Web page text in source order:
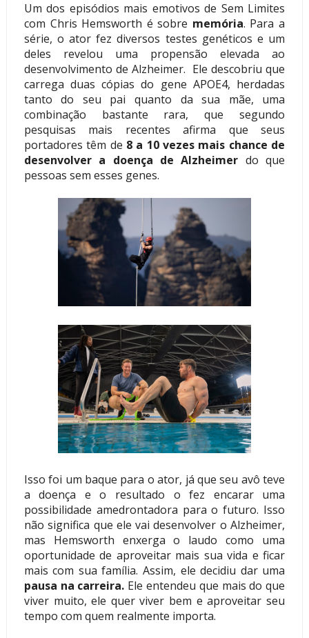
Um dos episódios mais emotivos de Sem Limites
com Chris Hemsworth é sobre memória. Para a
série, o ator fez diversos testes genéticos e um
deles revelou uma propensão elevada ao
desenvolvimento de Alzheimer. Ele descobriu que
carrega duas cópias do gene APOE4, herdadas
tanto do seu pai quanto da sua mãe, uma
combinação bastante rara, que segundo
pesquisas mais recentes afirma que seus
portadores têm de 8 a 10 vezes mais chance de
desenvolver a doença de Alzheimer do que
pessoas sem esses genes.
Isso foi um baque para o ator, já que seu avô teve
a doença e o resultado o fez encarar uma
possibilidade amedrontadora para o futuro. Isso
não significa que ele vai desenvolver o Alzheimer,
mas Hemsworth enxerga o laudo como uma
oportunidade de aproveitar mais sua vida e ficar
mais com sua família. Assim, ele decidiu dar uma
pausa na carreira. Ele entendeu que mais do que
viver muito, ele quer viver bem e aproveitar seu
tempo com quem realmente importa.